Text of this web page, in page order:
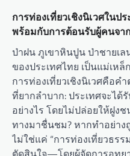
การท่องเที่ยวเชิงนิเวศในป
พร้อมกับการต้อนรับผู้คนจา
ป่าฝน ภูเขาหินปูน ป่าชายเ
ของประเทศไทย เป็นแม่เห
การท่องเที่ยวเชิงนิเวศคือค
ที่ยากลำบาก: ประเทศจะได้
อย่างไร โดยไม่ปล่อยให้ฝูง
ทางมาชื่นชม? หากทำอย่าง
ไม่ใช่แค่ “การท่องเที่ยวธร